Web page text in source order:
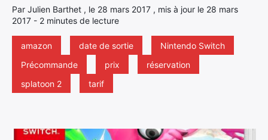
Par Julien Barthet , le 28 mars 2017 , mis à jour le 28 mars
2017 - 2 minutes de lecture
amazon date de sortie
Nintendo Switch
Précommande
prix
réservation
splatoon 2
tarif